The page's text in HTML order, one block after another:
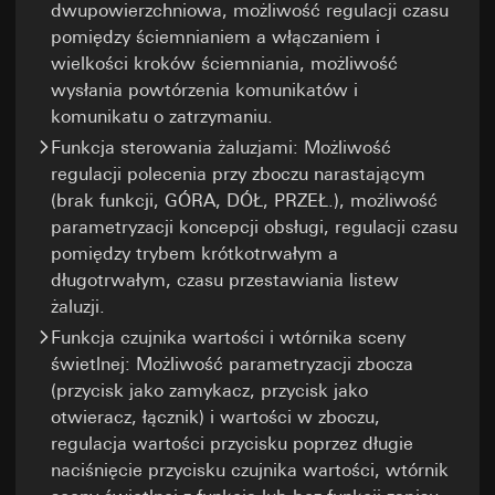
dwupowierzchniowa, możliwość regulacji czasu
pomiędzy ściemnianiem a włączaniem i
wielkości kroków ściemniania, możliwość
wysłania powtórzenia komunikatów i
komunikatu o zatrzymaniu.
Funkcja sterowania żaluzjami: Możliwość
regulacji polecenia przy zboczu narastającym
(brak funkcji, GÓRA, DÓŁ, PRZEŁ.), możliwość
parametryzacji koncepcji obsługi, regulacji czasu
pomiędzy trybem krótkotrwałym a
długotrwałym, czasu przestawiania listew
żaluzji.
Funkcja czujnika wartości i wtórnika sceny
świetlnej: Możliwość parametryzacji zbocza
(przycisk jako zamykacz, przycisk jako
otwieracz, łącznik) i wartości w zboczu,
regulacja wartości przycisku poprzez długie
naciśnięcie przycisku czujnika wartości, wtórnik
Podstawa prawna i ew. realizowany uzasadniony
interes:
Stosowanie usługi: § 25 ust. 1 zd. 1 TDDDG
(niemieckiej ustawy o ochronie danych
osobowych i prywatności w telekomunikacji i
telemediach)
Dalsze przetwarzanie danych osobowych: Art.
6 ust. 1 lit. a RODO
Odbiorcy:
Działy wewnętrzne, o ile dostęp jest konieczny
do realizacji zadań
Google Ireland Ltd, Google LLC (USA)
Informacje na temat sposobu przetwarzania
przez Google Twoich danych osobowych
można znaleźć na stronie
https://business.safety.google/privacy
Przekazywanie do krajów trzecich:
Kraj trzeci: USA
Decyzja stwierdzająca odpowiedni stopień
ochrony danych/gwarancje/przepis
Cele przetwarzania danych:
Analiza korzystania
ze strony internetowej, pomiar sukcesu kampanii
Kategorie danych osobowych: Adres IP,
informacje o przeglądarce, odwiedziny strony,
data i godzina odwiedzin, informacje o
urządzeniu, dane korzystania ze strony, ścieżka
kliknięć, lokalizacja geograficzna
Podstawa prawna i ew. realizowany uzasadniony
interes:
Stosowanie usługi: § 25 ust. 1 zd. 1 TDDDG
(niemieckiej ustawy o ochronie danych
osobowych i prywatności w telekomunikacji i
telemediach)
Dalsze przetwarzanie danych osobowych: Art.
6 ust. 1 lit. a RODO
Odbiorcy:
Działy wewnętrzne, o ile dostęp jest konieczny
do realizacji zadań
Pinterest, Inc. (USA)
Przekazywanie do krajów trzecich: